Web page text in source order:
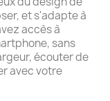
et s'adapte à
accès à
sans
écouter de
avec votre